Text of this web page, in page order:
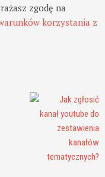
zgodę na
korzystania z